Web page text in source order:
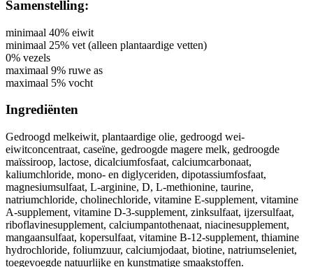
Samenstelling:
minimaal 40% eiwit
minimaal 25% vet (alleen plantaardige vetten)
0% vezels
maximaal 9% ruwe as
maximaal 5% vocht
Ingrediënten
Gedroogd melkeiwit, plantaardige olie, gedroogd wei-
eiwitconcentraat, caseïne, gedroogde magere melk, gedroogde
maïssiroop, lactose, dicalciumfosfaat, calciumcarbonaat,
kaliumchloride, mono- en diglyceriden, dipotassiumfosfaat,
magnesiumsulfaat, L-arginine, D, L-methionine, taurine,
natriumchloride, cholinechloride, vitamine E-supplement, vitamine
A-supplement, vitamine D-3-supplement, zinksulfaat, ijzersulfaat,
riboflavinesupplement, calciumpantothenaat, niacinesupplement,
mangaansulfaat, kopersulfaat, vitamine B-12-supplement, thiamine
hydrochloride, foliumzuur, calciumjodaat, biotine, natriumseleniet,
toegevoegde natuurlijke en kunstmatige smaakstoffen.